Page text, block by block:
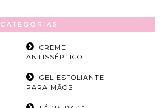
CATEGORIAS
CREME
ANTISSÉPTICO
GEL ESFOLIANTE
PARA MÃOS